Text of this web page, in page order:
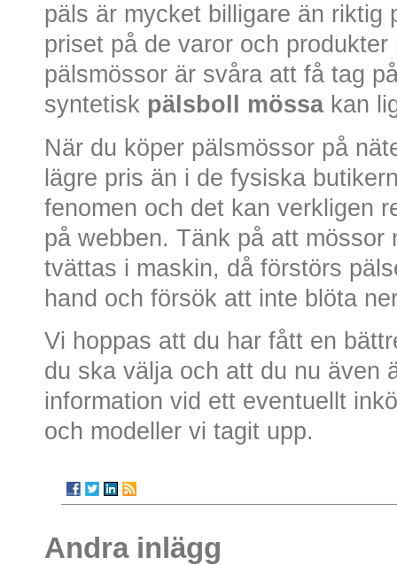
päls är mycket billigare än riktig
priset på de varor och
pälsmössor är svåra att få tag
syntetisk pälsboll mössakan
När du köper pälsmössor på
lägre pris än i de fysiska
fenomen och det kan verkligen
på webben. Tänk på att mössor
tvättas i maskin, då förstörs
hand och försök att inte blöta
Vi hoppas att du har fått en
du ska välja och att du nu även
information vid ett eventuellt
och modeller vi tagit upp.
Andra inlägg